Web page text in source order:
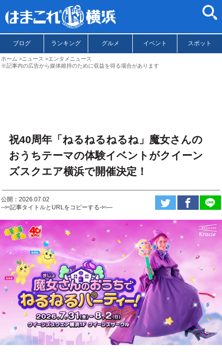
ブログ ランキング グルメ イベント スポット
ホーム ニュース
エンタメニュース
※記事内の広告から媒体維持のために収益を得る場合があります
祝40周年「ねるねるねるね」魔女さんの
おうちテーマの体験イベントがクイーン
ズスクエア横浜で開催決定！
公開：2026.07.02
--✄記事タイトルとURLをコピーする-✄—